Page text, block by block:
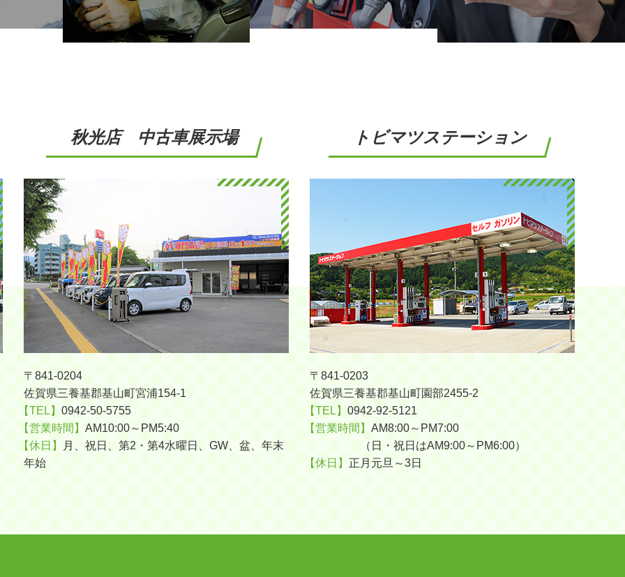
秋光店 中古車展示場
〒841-0204
佐賀県三養基郡基山町宮浦154-1
【TEL】 0942-50-5755
【営業時間】 AM10:00～PM5:40
【休日】
月、祝日、第2・第4水曜日、GW、盆、年末
年始
トビマツステーション
〒841-0203
佐賀県三養基郡基山町園部2455-2
【TEL】 0942-92-5121
【営業時間】 AM8:00～PM7:00
（日・祝日はAM9:00～PM6:00）
【休日】 正月元旦～3日